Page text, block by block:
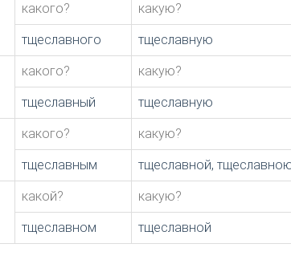
какого? какую?
тщеславного тщеславную
какого? какую?
тщеславный тщеславную
какого? какую?
тщеславным тщеславной,
какой? какую?
тщеславном тщеславной